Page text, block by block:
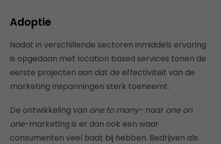
Adoptie
Nadat in verschillende sectoren inmiddels ervaring
is opgedaan met location based services tonen de
eerste projecten aan dat de effectiviteit van de
marketing inspanningen sterk toeneemt.
De ontwikkeling van one to many– naar one on
one-marketing is er dan ook een waar
consumenten veel baat bij hebben. Bedrijven als